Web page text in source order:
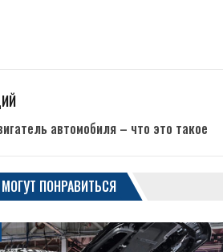
автомобиля – что это такое
ПОНРАВИТЬСЯ